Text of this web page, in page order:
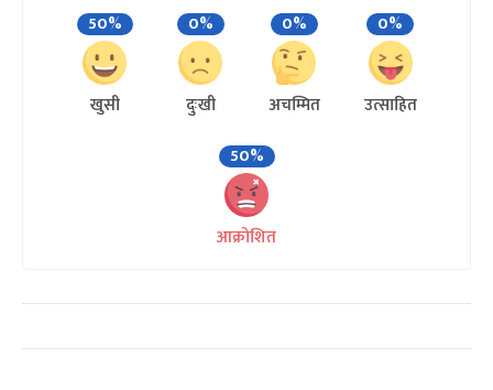
50%
खुसी
0%
दुःखी
0%
अचम्मित
0%
उत्साहित
50%
आक्रोशित